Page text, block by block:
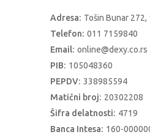
Adresa: Tošin Bunar
Telefon: 011 7159840
Email: online@dexy.co.rs
PIB: 105048360
PEPDV: 338985594
Matični broj: 20302208
Šifra delatnosti: 4719
Banca Intesa: 160-